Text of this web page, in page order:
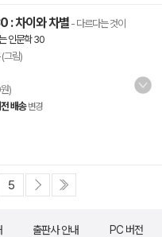
: 차이와 차별 - 다르다는 것이
인문학 30
(그림)
)
배송 변경
5
출판사 안내 PC 버전